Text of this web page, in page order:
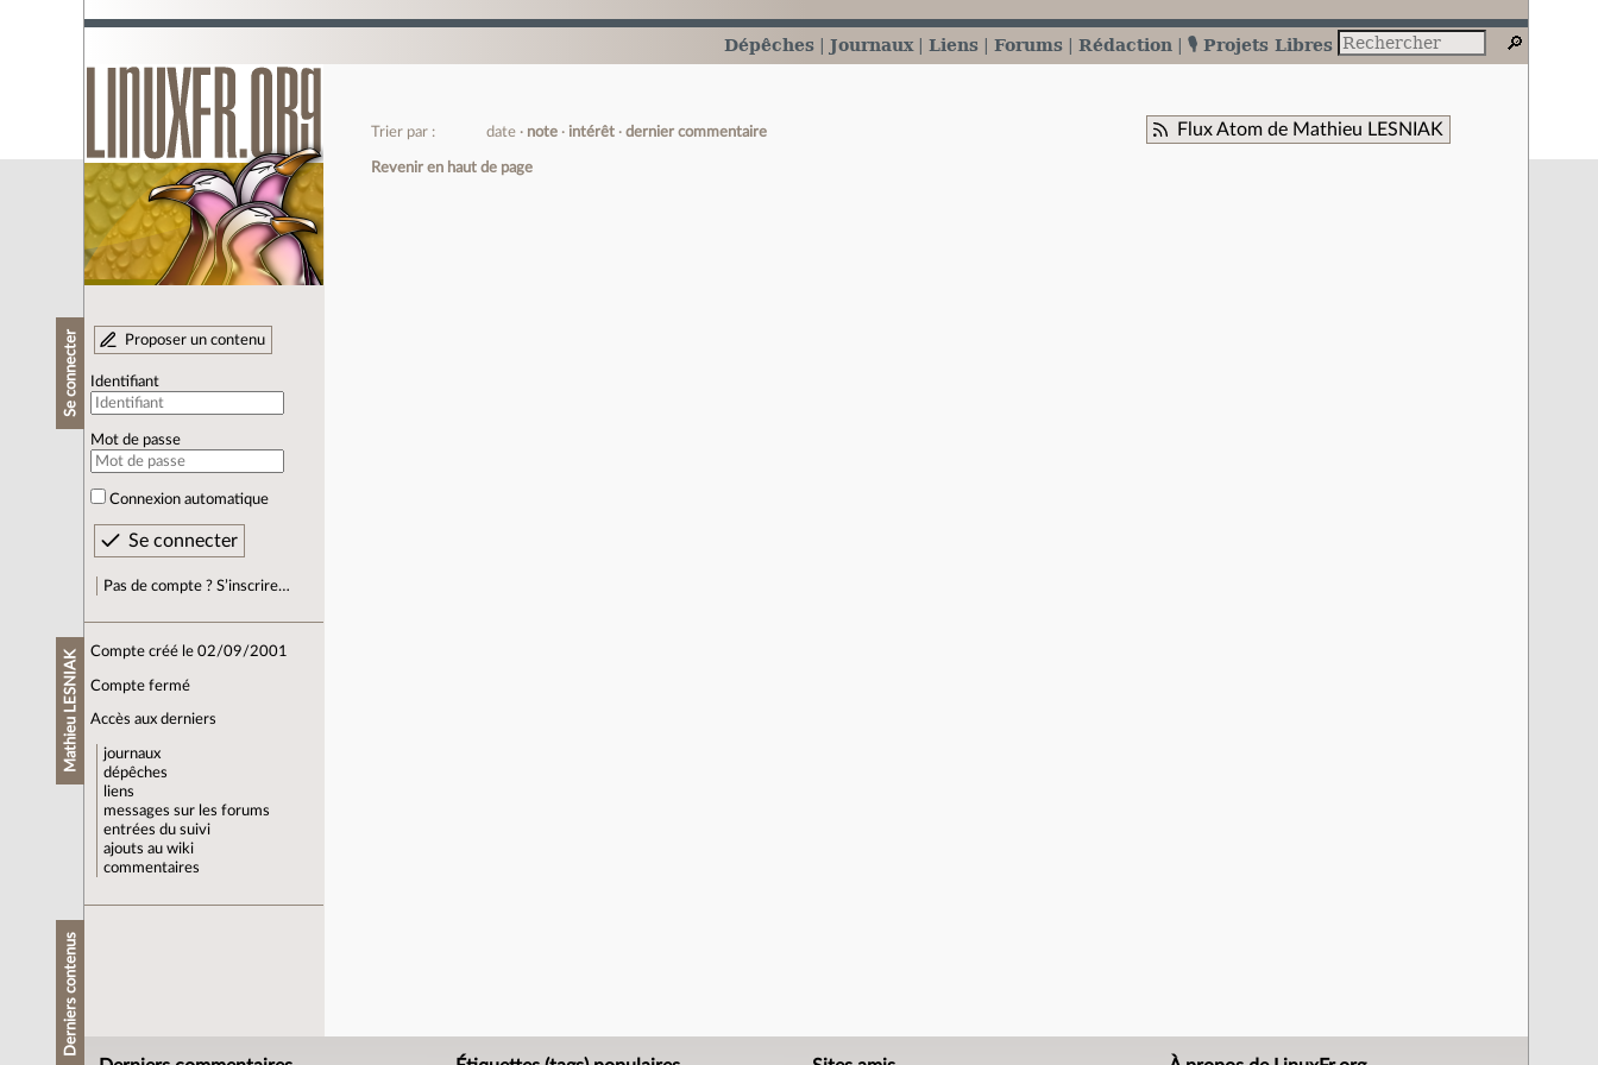
Dépêches Journaux Liens Forums Rédaction 🎙️ Projets Libres
Se connecter Proposer un contenu
Identifiant
Mot de passe
Connexion automatique
Pas de compte ? S’inscrire…
Mathieu LESNIAK Compte créé le 02/09/2001
Compte fermé
Accès aux derniers
journaux
dépêches
liens
messages sur les forums
entrées du suivi
ajouts au wiki
commentaires
Derniers contenus
Flux Atom de Mathieu LESNIAK
Trier par : date note intérêt dernier commentaire
Revenir en haut de page